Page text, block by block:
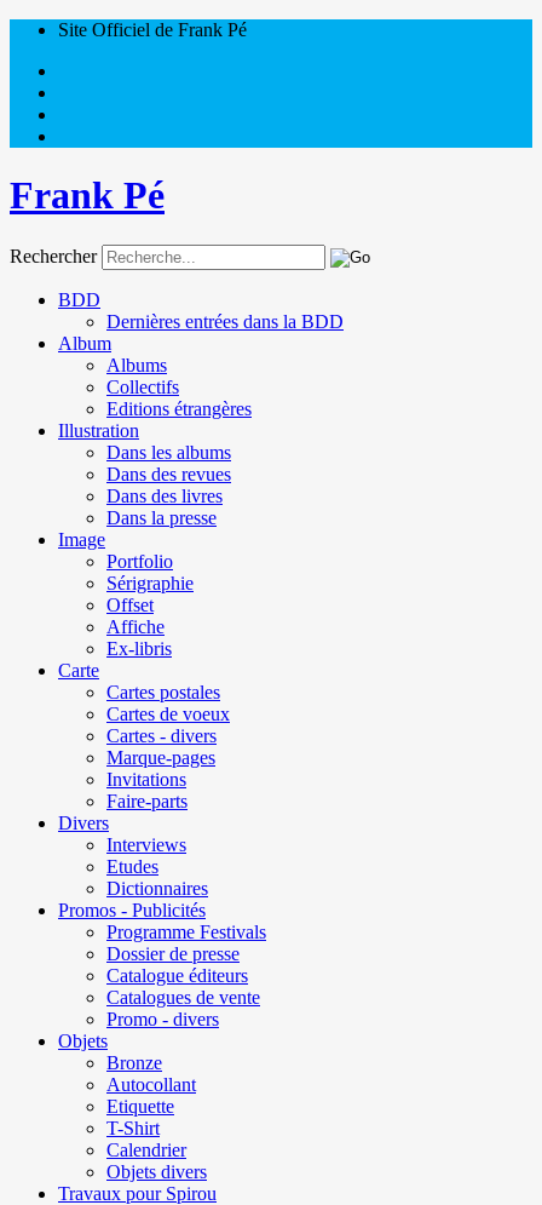
Site Officiel de Frank Pé
Frank Pé
Rechercher
BDD
Dernières entrées dans la BDD
Album
Albums
Collectifs
Editions étrangères
Illustration
Dans les albums
Dans des revues
Dans des livres
Dans la presse
Image
Portfolio
Sérigraphie
Offset
Affiche
Ex-libris
Carte
Cartes postales
Cartes de voeux
Cartes - divers
Marque-pages
Invitations
Faire-parts
Divers
Interviews
Etudes
Dictionnaires
Promos - Publicités
Programme Festivals
Dossier de presse
Catalogue éditeurs
Catalogues de vente
Promo - divers
Objets
Bronze
Autocollant
Etiquette
T-Shirt
Calendrier
Objets divers
Travaux pour Spirou